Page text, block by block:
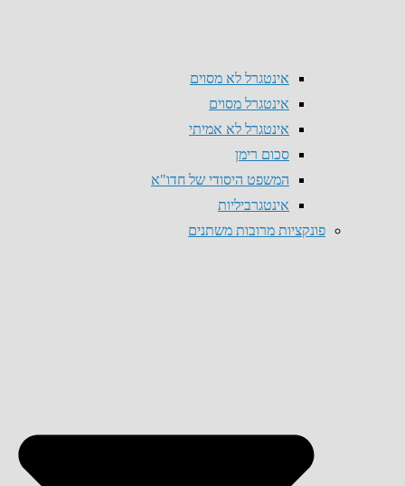
אינטגרל לא מסוים
אינטגרל מסוים
אינטגרל לא אמיתי
סכום רימן
המשפט היסודי של חדו"א
אינטגרביליות
פונקציות מרובות משתנים